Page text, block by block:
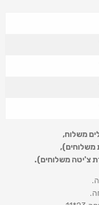
משלוח,
משלוחים),
צ'יטה משלוחים).